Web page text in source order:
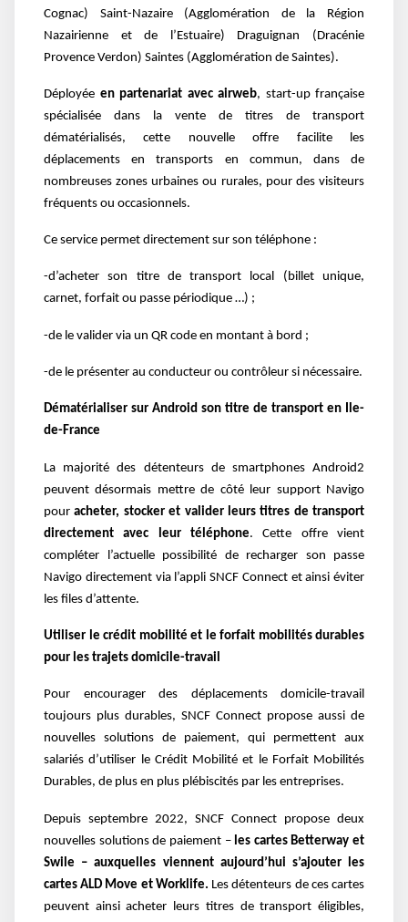
Cognac) Saint-Nazaire (Agglomération de la Région
Nazairienne et de l’Estuaire) Draguignan (Dracénie
Provence Verdon) Saintes (Agglomération de Saintes).
Déployée en partenariat avec airweb, start-up française
spécialisée dans la vente de titres de transport
dématérialisés, cette nouvelle offre facilite les
déplacements en transports en commun, dans de
nombreuses zones urbaines ou rurales, pour des visiteurs
fréquents ou occasionnels.
Ce service permet directement sur son téléphone :
-d’acheter son titre de transport local (billet unique,
carnet, forfait ou passe périodique …) ;
-de le valider via un QR code en montant à bord ;
-de le présenter au conducteur ou contrôleur si nécessaire.
Dématérialiser sur Android son titre de transport en Ile-
de-France
La majorité des détenteurs de smartphones Android2
peuvent désormais mettre de côté leur support Navigo
pouracheter, stocker et valider leurs titres de transport
directement avec leur téléphone. Cette offre vient
compléter l’actuelle possibilité de recharger son passe
Navigo directement via l’appli SNCF Connect et ainsi éviter
les files d’attente.
Utiliser le crédit mobilité et le forfait mobilités durables
pour les trajets domicile-travail
Pour encourager des déplacements domicile-travail
toujours plus durables, SNCF Connect propose aussi de
nouvelles solutions de paiement, qui permettent aux
salariés d’utiliser le Crédit Mobilité et le Forfait Mobilités
Durables, de plus en plus plébiscités par les entreprises.
Depuis septembre 2022, SNCF Connect propose deux
nouvelles solutions de paiement –les cartes Betterway et
Swile – auxquelles viennent aujourd’hui s’ajouter les
cartes ALD Move et Worklife. Les détenteurs de ces cartes
peuvent ainsi acheter leurs titres de transport éligibles,